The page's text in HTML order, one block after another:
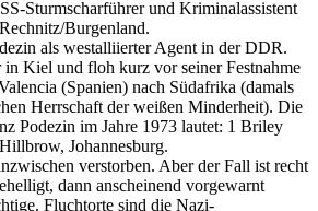
Sturmscharführer und Kriminalassistent
Burgenland.
als westalliierter Agent in der DDR.
Kiel und floh kurz vor seiner Festnahme
(Spanien) nach Südafrika (damals
Herrschaft der weißen Minderheit). Die
Podezin im Jahre 1973 lautet: 1 Briley
Johannesburg.
verstorben. Aber der Fall ist recht
dann anscheinend vorgewarnt
Fluchtorte sind die Nazi-